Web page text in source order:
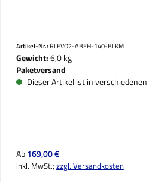
Artikel-Nr.: RLEVO2-ABEH-140-BLKM
Gewicht:6,0 kg
Paketversand
Dieser Artikel ist in
Regulärer Preis:
Ab169,00 €
inkl. MwSt.;zzgl. Versandkosten